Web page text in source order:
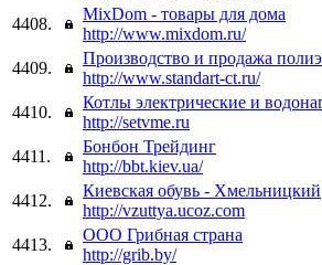
4408.
MixDom - товары для дома
http://www.mixdom.ru/
4409.
Производство и продажа
http://www.standart-ct.ru/
4410.
Котлы электрические и
http://setvme.ru
4411.
Бонбон Трейдинг
http://bbt.kiev.ua/
4412.
Киевская обувь - Хмельницкий
http://vzuttya.ucoz.com
4413.
ООО Грибная страна
http://grib.by/